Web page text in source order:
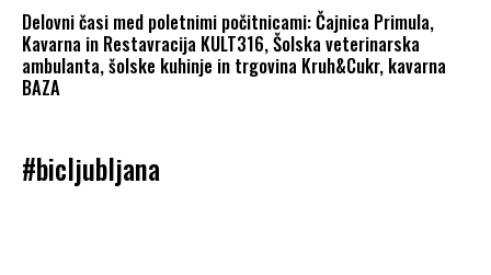
Delovni časi med poletnimi počitnicami: Čajnica Primula,
Kavarna in Restavracija KULT316, Šolska veterinarska
ambulanta, šolske kuhinje in trgovina Kruh&Cukr, kavarna
BAZA
#bicljubljana